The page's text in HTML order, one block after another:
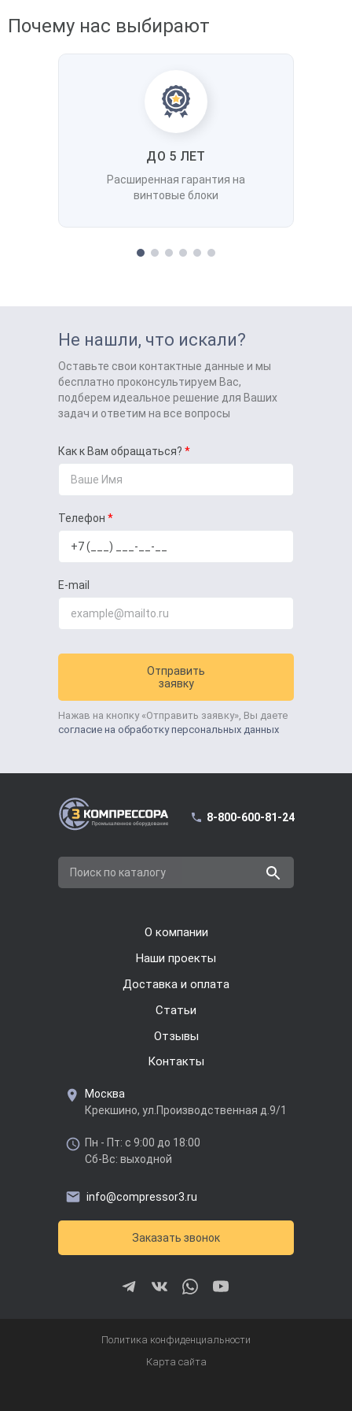
Почему нас выбирают
ДО 5 ЛЕТ
Расширенная гарантия на
винтовые блоки
Не нашли, что искали?
Оставьте свои контактные данные и мы
бесплатно проконсультируем Вас,
подберем идеальное решение для Ваших
задач и ответим на все вопросы
Как к Вам обращаться?
Телефон
E-mail
Отправить
заявку
Нажав на кнопку «Отправить заявку», Вы даете
согласие на обработку персональных данных
8-800-600-81-24
Поиск по каталогу
О компании
Наши проекты
Доставка и оплата
Cтатьи
Отзывы
Контакты
Москва
Крекшино, ул.Производственная д.9/1
Пн - Пт: с 9:00 до 18:00
Сб-Вс: выходной
info@compressor3.ru
Заказать звонок
Политика конфиденциальности
Карта сайта